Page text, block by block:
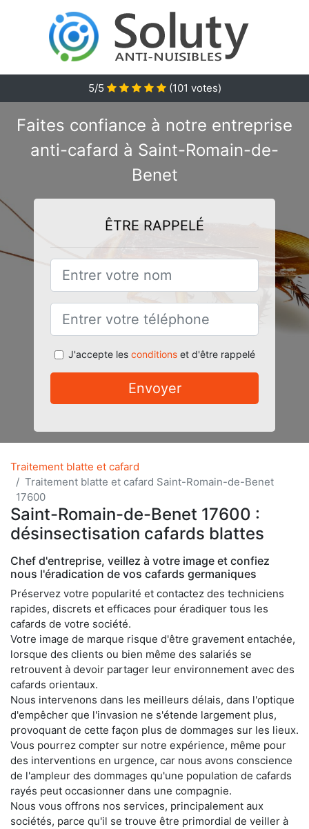
5/5 (101 votes)
Faites confiance à notre entreprise
anti-cafard à Saint-Romain-de-
Benet
ÊTRE RAPPELÉ
J'accepte les conditionset d'être rappelé
Envoyer
Traitement blatte et cafard
Traitement blatte et cafard Saint-Romain-de-Benet
17600
Saint-Romain-de-Benet 17600 :
désinsectisation cafards blattes
Chef d'entreprise, veillez à votre image et confiez
nous l'éradication de vos cafards germaniques
Préservez votre popularité et contactez des techniciens
rapides, discrets et efficaces pour éradiquer tous les
cafards de votre société.
Votre image de marque risque d'être gravement entachée,
lorsque des clients ou bien même des salariés se
retrouvent à devoir partager leur environnement avec des
cafards orientaux.
Nous intervenons dans les meilleurs délais, dans l'optique
d'empêcher que l'invasion ne s'étende largement plus,
provoquant de cette façon plus de dommages sur les lieux.
Vous pourrez compter sur notre expérience, même pour
des interventions en urgence, car nous avons conscience
de l'ampleur des dommages qu'une population de cafards
rayés peut occasionner dans une compagnie.
Nous vous offrons nos services, principalement aux
sociétés, parce qu'il se trouve être primordial de veiller à